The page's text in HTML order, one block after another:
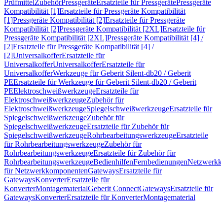
PrüfmittelZubehörPressgeräteErsatzteile für PressgerätePressgeräte
Kompatibilität [1]Ersatzteile für Pressgeräte Kompatibilität
[1]Pressgeräte Kompatibilität [2]Ersatzteile für Pressgeräte
Kompatibilität [2]Pressgeräte Kompatibilität [2XL]Ersatzteile für
Pressgeräte Kompatibilität [2XL]Pressgeräte Kompatibilität [4] /
[2]Ersatzteile für Pressgeräte Kompatibilität [4] /
[2]UniversalkofferErsatzteile für
UniversalkofferUniversalkofferErsatzteile für
UniversalkofferWerkzeuge für Geberit Silent-db20 / Geberit
PEErsatzteile für Werkzeuge für Geberit Silent-db20 / Geberit
PEElektroschweißwerkzeugeErsatzteile für
ElektroschweißwerkzeugeZubehör für
ElektroschweißwerkzeugeSpiegelschweißwerkzeugeErsatzteile für
SpiegelschweißwerkzeugeZubehör für
SpiegelschweißwerkzeugeErsatzteile für Zubehör für
SpiegelschweißwerkzeugeRohrbearbeitungswerkzeugeErsatzteile
für RohrbearbeitungswerkzeugeZubehör für
RohrbearbeitungswerkzeugeErsatzteile für Zubehör für
RohrbearbeitungswerkzeugeBedienhilfenFernbedienungen
für NetzwerkkomponentenGatewaysErsatzteile für
GatewaysKonverterErsatzteile für
KonverterMontagematerialGeberit ConnectGatewaysErsatzteile für
GatewaysKonverterErsatzteile für KonverterMontagematerial